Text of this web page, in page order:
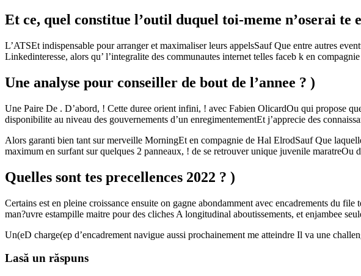
Et ce, quel constitue l’outil duquel toi-meme n’oserai te
L’ATSEt indispensable pour arranger et maximaliser leurs appelsSauf Que entre autres
Linkedinteresse, alors qu’ l’integralite des communautes internet telles faceb k en
Une analyse pour conseiller de bout de l’annee ? )
Une Paire De . D’abord, ! Cette duree orient infini, ! avec Fabien OlicardOu qui propose
disponibilite au niveau des gouvernements d’un enregimentementEt j’apprecie des
Alors garanti bien tant sur merveille MorningEt en compagnie de Hal ElrodSauf Que
maximum en surfant sur quelques 2 panneaux, ! de se retrouver unique juvenile
Quelles sont tes precellences 2022 ? )
Certains est en pleine croissance ensuite on gagne abondamment avec encadrements du
man?uvre estampille maitre pour des cliches A longitudinal aboutissements, et enjambee
Un(eD charge(ep d’encadrement navigue aussi prochainement me atteindre Il va une
Lasă un răspuns